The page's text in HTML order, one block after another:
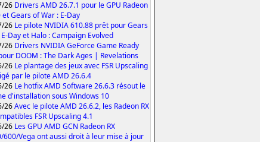
26 Drivers AMD 26.7.1 pour le GPU Radeon
et Gears of War : E-Day
26 Le pilote NVIDIA 610.88 prêt pour Gears
Day et Halo : Campaign Evolved
26 Drivers NVIDIA GeForce Game Ready
DOOM : The Dark Ages | Revelations
26 Le plantage des jeux avec FSR Upscaling
par le pilote AMD 26.6.4
26 Le hotfix AMD Software 26.6.3 résout le
d'installation sous Windows 10
26Avec le pilote AMD 26.6.2, les Radeon RX
FSR Upscaling 4.1
26 Les GPU AMD GCN Radeon RX
600/Vega ont aussi droit à leur mise à jour